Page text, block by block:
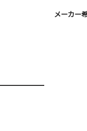
メーカー